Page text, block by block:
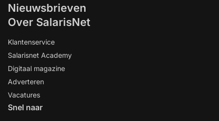
Nieuwsbrieven
Over SalarisNet
Klantenservice
Salarisnet Academy
Digitaal magazine
Adverteren
Vacatures
Snel naar